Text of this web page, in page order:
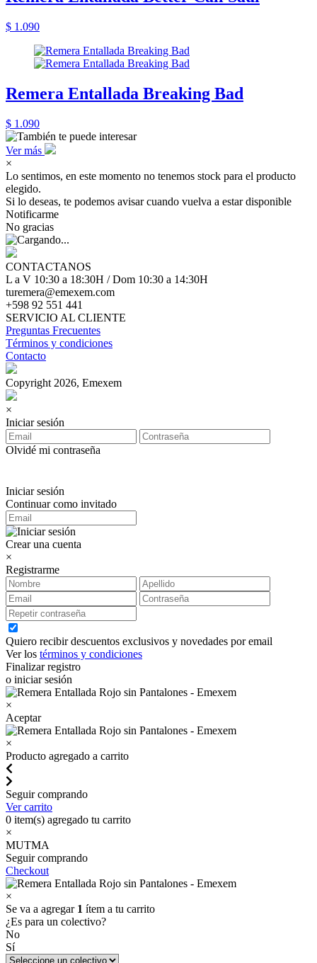
$ 1.090
Remera Entallada Breaking Bad
$ 1.090
Ver más
×
Lo sentimos, en este momento no tenemos stock para el producto
elegido.
Si lo deseas, te podemos avisar cuando vuelva a estar disponible
Notificarme
No gracias
CONTACTANOS
L a V 10:30 a 18:30H / Dom 10:30 a 14:30H
turemera@emexem.com
+598 92 551 441
SERVICIO AL CLIENTE
Preguntas Frecuentes
Términos y condiciones
Contacto
Copyright 2026, Emexem
×
Iniciar sesión
Olvidé mi contraseña
Iniciar sesión
Continuar como invitado
Crear una cuenta
×
Registrarme
Quiero recibir descuentos exclusivos y novedades por email
Ver los términos y condiciones
Finalizar registro
o iniciar sesión
×
Aceptar
×
Producto agregado a carrito
Seguir comprando
Ver carrito
0 item(s) agregado tu carrito
×
MUTMA
Seguir comprando
Checkout
×
Se va a agregar 1 ítem a tu carrito
¿Es para un colectivo?
No
Sí